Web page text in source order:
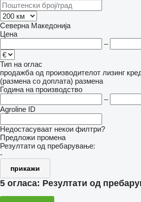
Северна Македонија
Цена
–
Тип на оглас
продажба од производителот лизинг
(размена со доплата) размена
Година на производство
–
Agroline ID
Недостасуваат некои филтри?
Предложи промена
Резултати од пребарување:
-
прикажи
5 огласа: Резултати од